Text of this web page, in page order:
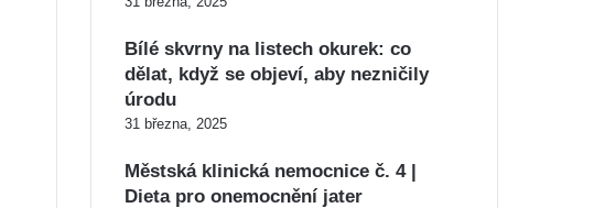
Bílé skvrny na listech okurek: co
dělat, když se objeví, aby nezničily
úrodu
31 března, 2025
Městská klinická nemocnice č. 4 |
Dieta pro onemocnění jater